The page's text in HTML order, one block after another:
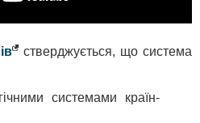
стверджується, що система
системами країн-